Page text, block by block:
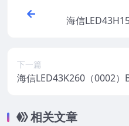
海信
下一篇
海信LED43K260（0002
相关文章